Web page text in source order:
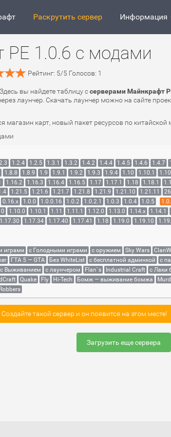
Раскрутить сервер Информация
1.0.6 с модами
Рейтинг: 5/5 Голосов: 1
вы найдете таблицу ссерверами Майнкрафт
лаунчер. Скачать лаунчер можно на сайте
магазин карт, новый пакет ресурсов по
1.2.4 1.2.5 1.3.1 1.3.2 1.4.2 1.4.4 1.4.5 1.4.6 1.4.7
1.8.8 1.8.9 1.9 1.9.1 1.9.2 1.9.3 1.9.4 1.10 1.10.1
1.16.2 1.16.3 1.16.4 1.16.5 1.17 1.17.1 1.18 1.18.1
1.21.5 1.21.6 1.21.7 1.21.8 1.21.9 1.21.10 1.21.11
0.16.x 1.0.0 1.0.0.16 1.0.2 1.0.2.1 1.0.3 1.0.4 1.0.5
1.10.0 1.10.1 1.11 1.11.1 1.12.0 1.13.0 1.14.x 1.14.1
1.17.30 1.17.34 1.17.40 1.17.41 1.18 1.19.0 1.19.10
играми с Голодными играми с оружием Sky Wars
ГТА 5 — GTA Без WhiteList с бесплатной админкой с
с Выживанием с лаунчером Flan`s Industrial Craft с Лаки
Quake Fly Hi-Tech Бомж — выживание бомжа
такой сервер и он появится на этом месте!
Загрузить еще сервера